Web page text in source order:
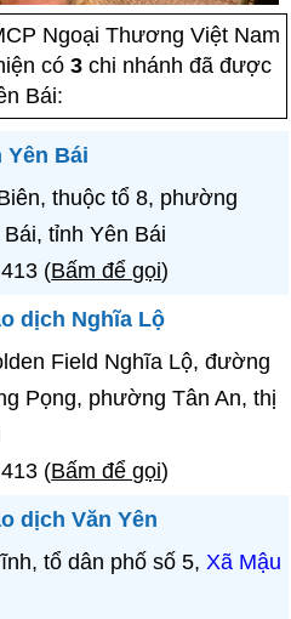
Ngoại Thương Việt Nam
có3 chi nhánh đã được
Bái:
Yên Bái
thuộc tổ 8, phường
tỉnh Yên Bái
(Bấm để gọi)
dịch Nghĩa Lộ
Field Nghĩa Lộ, đường
Pọng, phường Tân An, thị
(Bấm để gọi)
dịch Văn Yên
tổ dân phố số 5,Xã Mậu